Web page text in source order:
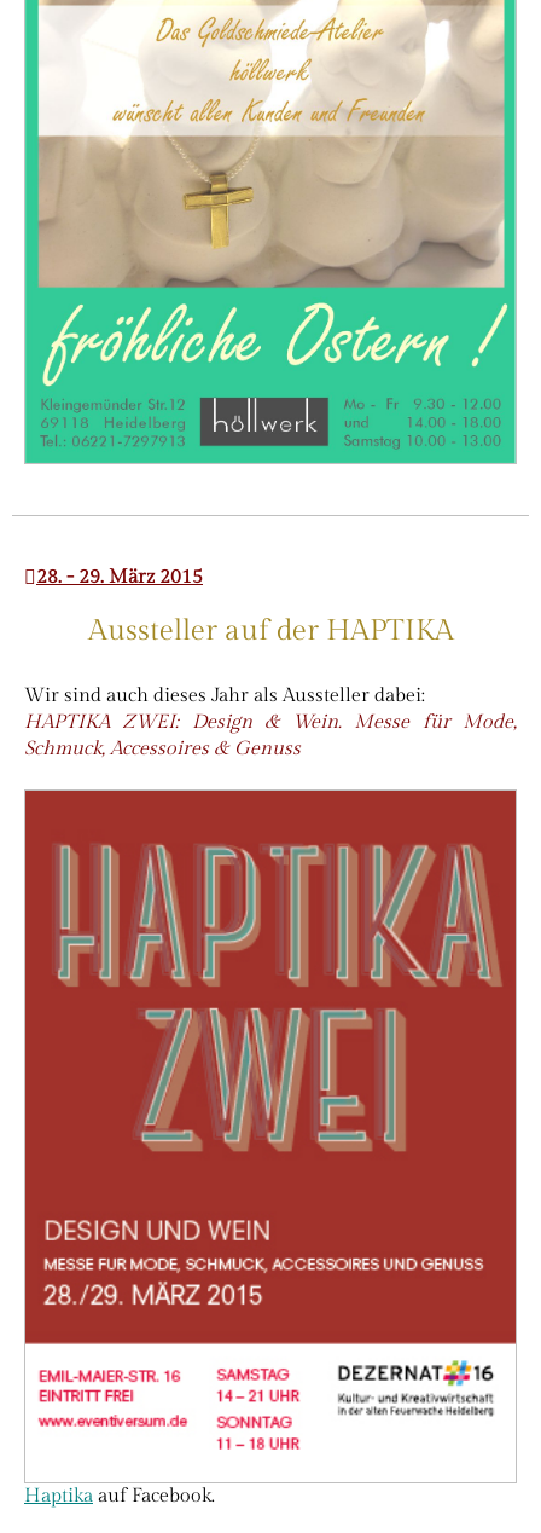
28. - 29. März 2015
Aussteller auf der HAPTIKA
Wir sind auch dieses Jahr als Aussteller dabei:
HAPTIKA ZWEI: Design & Wein. Messe für Mode,
Schmuck, Accessoires & Genuss
Haptika auf Facebook.